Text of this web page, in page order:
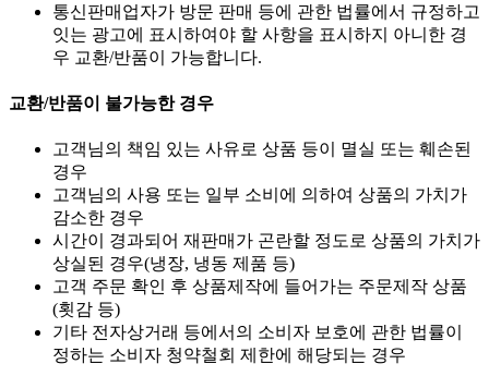
통신판매업자가 방문 판매 등에 관한 법률에서 규정하고
잇는 광고에 표시하여야 할 사항을 표시하지 아니한 경
우 교환/반품이 가능합니다.
교환/반품이 불가능한 경우
고객님의 책임 있는 사유로 상품 등이 멸실 또는 훼손된
경우
고객님의 사용 또는 일부 소비에 의하여 상품의 가치가
감소한 경우
시간이 경과되어 재판매가 곤란할 정도로 상품의 가치가
상실된 경우(냉장, 냉동 제품 등)
고객 주문 확인 후 상품제작에 들어가는 주문제작 상품
(횟감 등)
기타 전자상거래 등에서의 소비자 보호에 관한 법률이
정하는 소비자 청약철회 제한에 해당되는 경우